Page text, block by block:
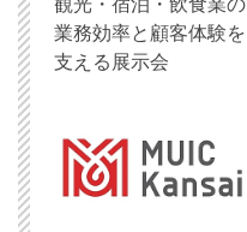
業務効率と顧客体験を
支える展示会